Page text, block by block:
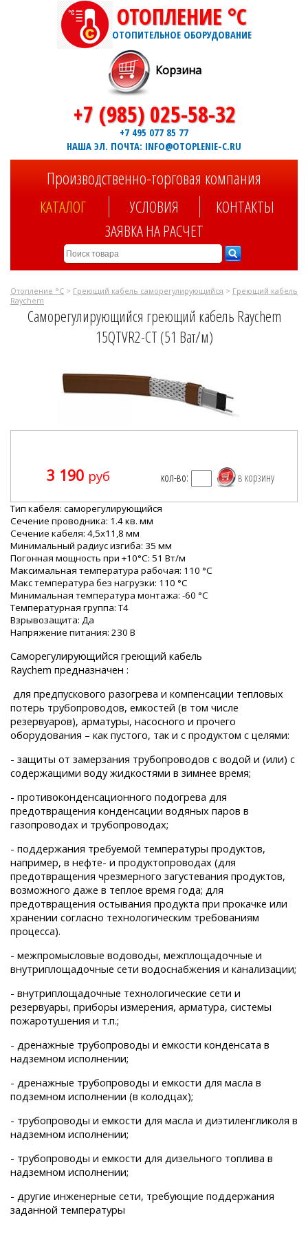
ОТОПЛЕНИЕ °C
ОТОПИТЕЛЬНОЕ ОБОРУДОВАНИЕ
Корзина
+7 (985) 025-58-32
+7 495 077 85 77
НАША ЭЛ. ПОЧТА: INFO@OTOPLENIE-C.RU
Производственно-торговая компания
КАТАЛОГ УСЛОВИЯ
КОНТАКТЫ
ЗАЯВКА НА РАСЧЕТ
Отопление °C > Греющий кабель саморегулирующийся > Греющий кабель
Raychem
Саморегулирующийся греющий кабель Raychem
15QTVR2-CT (51 Ват/м)
3 190 руб кол-во:
Тип кабеля: саморегулирующийся
Cечение проводника: 1.4 кв. мм
Сечение кабеля: 4,5x11,8 мм
Минимальный радиус изгиба: 35 мм
Погонная мощность при +10°С: 51 Вт/м
Максимальная температура рабочая: 110 °C
Макс температура без нагрузки: 110 °C
Минимальная температура монтажа: -60 °C
Температурная группа:T4
Взрывозащита: Да
Напряжение питания: 230 B
Саморегулирующийся греющий кабель
Raychem предназначен :
для предпускового разогрева и компенсации тепловых
потерь трубопроводов, емкостей (в том числе
резервуаров), арматуры, насосного и прочего
оборудования – как пустого, так и с продуктом с целями:
- защиты от замерзания трубопроводов с водой и (или) с
содержащими воду жидкостями в зимнее время;
- противоконденсационного подогрева для
предотвращения конденсации водяных паров в
газопроводах и трубопроводах;
- поддержания требуемой температуры продуктов,
например, в нефте- и продуктопроводах (для
предотвращения чрезмерного загустевания продуктов,
возможного даже в теплое время года; для
предотвращения остывания продукта при прокачке или
хранении согласно технологическим требованиям
процесса).
- межпромысловые водоводы, межплощадочные и
внутриплощадочные сети водоснабжения и канализации;
- внутриплощадочные технологические сети и
резервуары, приборы измерения, арматура, системы
пожаротушения и т.п.;
- дренажные трубопроводы и емкости конденсата в
надземном исполнении;
- дренажные трубопроводы и емкости для масла в
подземном исполнении (в колодцах);
- трубопроводы и емкости для масла и диэтиленгликоля в
надземном исполнении;
- трубопроводы и емкости для дизельного топлива в
надземном исполнении;
- другие инженерные сети, требующие поддержания
заданной температуры